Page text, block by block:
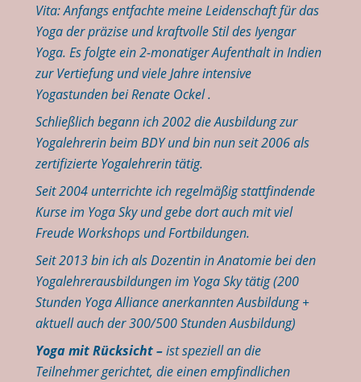
Vita: Anfangs entfachte meine Leidenschaft für das
Yoga der präzise und kraftvolle Stil des Iyengar
Yoga. Es folgte ein 2-monatiger Aufenthalt in Indien
zur Vertiefung und viele Jahre intensive
Yogastunden bei Renate Ockel .
Schließlich begann ich 2002 die Ausbildung zur
Yogalehrerin beim BDY und bin nun seit 2006 als
zertifizierte Yogalehrerin tätig.
Seit 2004 unterrichte ich regelmäßig stattfindende
Kurse im Yoga Sky und gebe dort auch mit viel
Freude Workshops und Fortbildungen.
Seit 2013 bin ich als Dozentin in Anatomie bei den
Yogalehrerausbildungen im Yoga Sky tätig (200
Stunden Yoga Alliance anerkannten Ausbildung +
aktuell auch der 300/500 Stunden Ausbildung)
Yoga mit Rücksicht –ist speziell an die
Teilnehmer gerichtet, die einen empfindlichen